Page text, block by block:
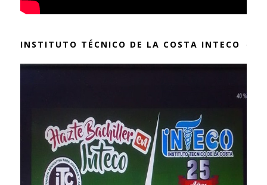
INSTITUTO TÉCNICO DE LA COSTA INTECO